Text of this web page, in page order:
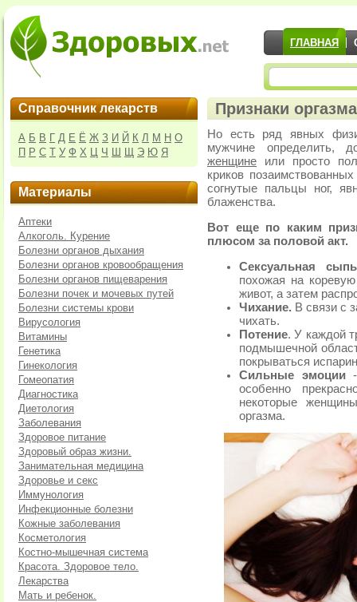
ГЛАВНАЯ
Справочник лекарств
А Б В Г Д Е Ё Ж З И Й К Л М Н О
П Р С Т У Ф Х Ц Ч Ш Щ Э Ю Я
Материалы
Аптеки
Алкоголь. Курение
Болезни органов дыхания
Болезни органов кровообращения
Болезни органов пищеварения
Болезни почек и мочевых путей
Болезни системы крови
Вирусология
Витамины
Генетика
Гинекология
Гомеопатия
Диагностика
Диетология
Заболевания
Здоровое питание
Здоровый образ жизни.
Занимательная медицина
Здоровье и секс
Иммунология
Инфекционные болезни
Кожные заболевания
Косметология
Костно-мышечная система
Красота. Здоровое тело.
Лекарства
Мать и ребенок.
Признаки
Но есть ряд явных
мужчине определить,
женщине или просто
криков
согнутые пальцы ног,
блаженства.
Вот еще по каким
плюсом за половой акт.
Сексуальная сыпь
похожая на
живот, а затем
Чихание. В связи с
чихать.
Потение. У каждой
подмышечной
покрываться
Сильные эмоции-
особенно
некоторые
оргазма.